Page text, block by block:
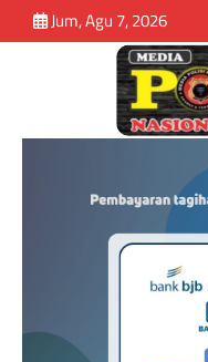
Jum, Agu 7, 2026